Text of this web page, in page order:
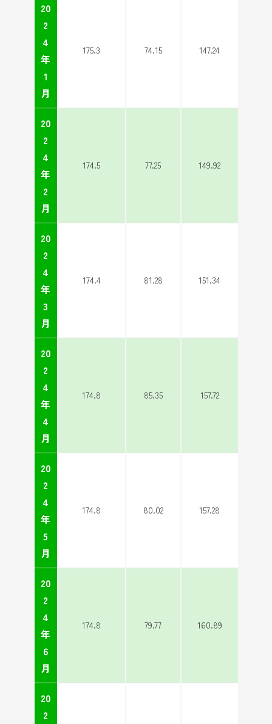
20
2
4
年
1
月
175.3 74.15 147.24
20
2
4
年
2
月
174.5 77.25 149.92
20
2
4
年
3
月
174.4 81.28 151.34
20
2
4
年
4
月
174.8 85.35 157.72
20
2
4
年
5
月
174.8 80.02 157.28
20
2
4
年
6
月
174.8 79.77 160.89
20
2